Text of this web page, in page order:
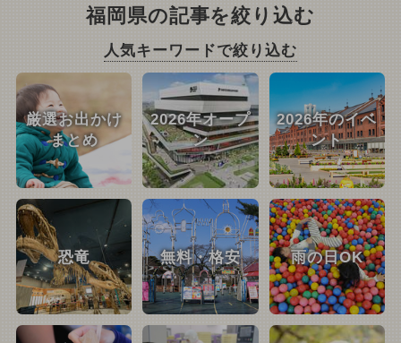
福岡県の記事を絞り込む
人気キーワードで絞り込む
厳選お出かけ
まとめ
2026年オープ
ン
2026年のイベ
ント
恐竜 無料・格安 雨の日OK